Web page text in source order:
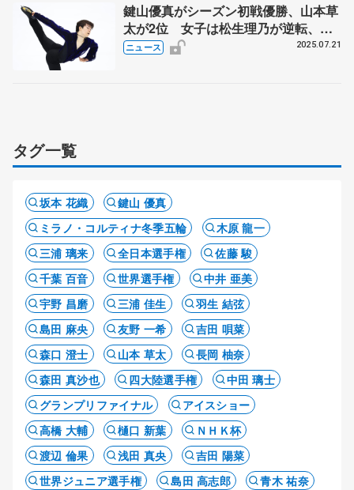
鍵山優真がシーズン初戦優勝、山本草
太が2位 女子は松生理乃が逆転、ジ
ュニア男子は高橋星名V みなとアク
ニュース 2025.07.21
タグ一覧
坂本 花織
鍵山 優真
ミラノ・コルティナ冬季五輪
木原 龍一
三浦 璃来
全日本選手権
佐藤 駿
千葉 百音
世界選手権
中井 亜美
宇野 昌磨
三浦 佳生
羽生 結弦
島田 麻央
友野 一希
吉田 唄菜
森口 澄士
山本 草太
長岡 柚奈
森田 真沙也
四大陸選手権
中田 璃士
グランプリファイナル
アイスショー
高橋 大輔
樋口 新葉
ＮＨＫ杯
渡辺 倫果
浅田 真央
吉田 陽菜
世界ジュニア選手権
島田 高志郎
青木 祐奈